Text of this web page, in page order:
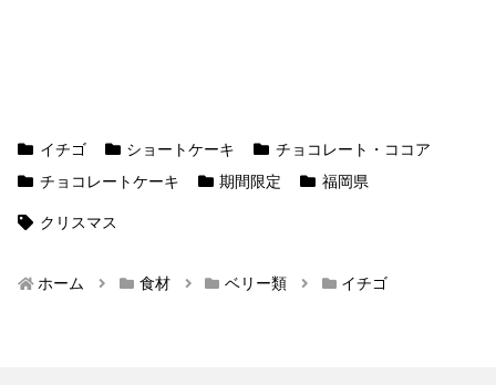
イチゴ ショートケーキ
チョコレート・ココア
チョコレートケーキ
期間限定 福岡県
クリスマス
ホーム 食材 ベリー類 イチゴ